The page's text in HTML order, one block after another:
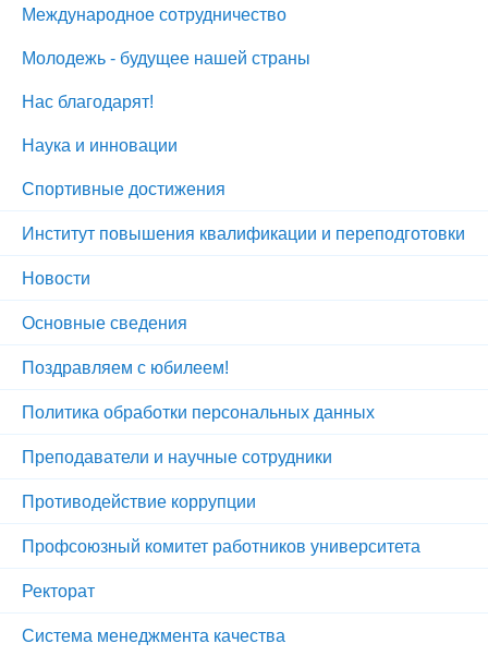
Международное сотрудничество
Молодежь - будущее нашей страны
Нас благодарят!
Наука и инновации
Спортивные достижения
Институт повышения квалификации и переподготовки
Новости
Основные сведения
Поздравляем с юбилеем!
Политика обработки персональных данных
Преподаватели и научные сотрудники
Противодействие коррупции
Профсоюзный комитет работников университета
Ректорат
Система менеджмента качества